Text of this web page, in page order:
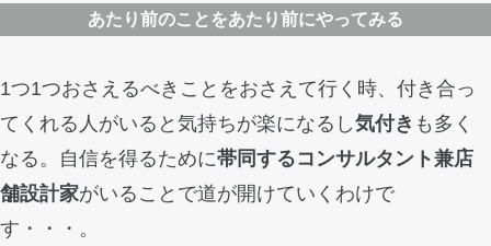
あたり前のことをあたり前にやってみる
1つ1つおさえるべきことをおさえて行く時、付き合っ
てくれる人がいると気持ちが楽になるし気付き も多く
なる。自信を得るために帯同するコンサルタント兼店
舗設計家がいることで道が開けていくわけで
す・・・。